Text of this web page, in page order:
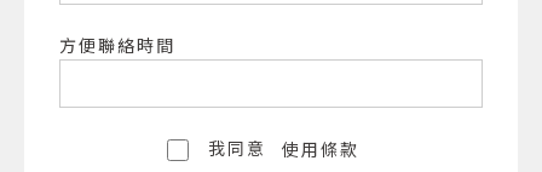
方便聯絡時間
我同意 使用條款